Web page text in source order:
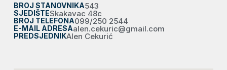
BROJ STANOVNIKA543
SJEDIŠTESkakavac 48c
BROJ TELEFONA099/250 2544
E-MAIL ADRESAalen.cekuric@gmail.com
PREDSJEDNIKAlen Cekurić